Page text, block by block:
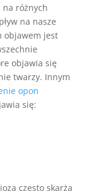
na różnych
na nasze
objawem jest
objawia się
twarzy. Innym
opon
się:
często skarżą